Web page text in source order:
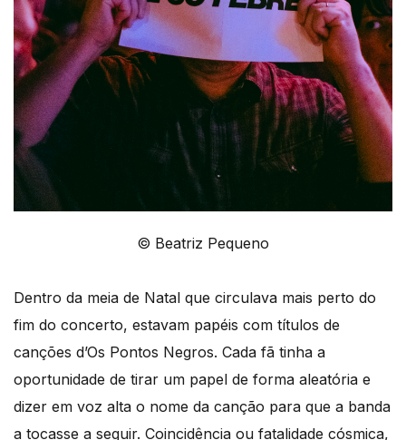
© Beatriz Pequeno
Dentro da meia de Natal que circulava mais perto do
fim do concerto, estavam papéis com títulos de
canções d’Os Pontos Negros. Cada fã tinha a
oportunidade de tirar um papel de forma aleatória e
dizer em voz alta o nome da canção para que a banda
a tocasse a seguir. Coincidência ou fatalidade cósmica,